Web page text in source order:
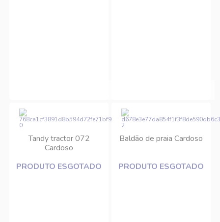
Tandy tractor 072
Cardoso
PRODUTO ESGOTADO
Baldão de praia Cardoso
PRODUTO ESGOTADO